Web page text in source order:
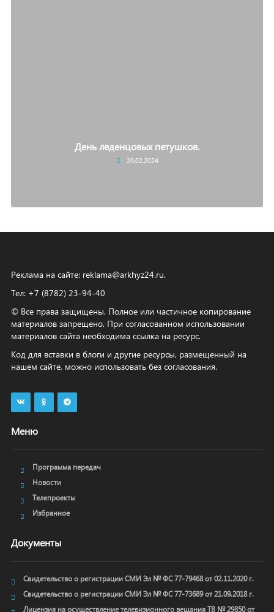
День леденцовых петушков.
20.02.2024
Реклама на сайте: reklama@arkhyz24.ru.
Тел: +7 (8782) 23‑94‑40
© Все права защищены. Полное или частичное копирование
материалов запрещено. При согласованном использовании
материалов сайта необходима ссылка на ресурс.
Код для вставки в блоги и другие ресурсы, размещенный на
нашем сайте, можно использовать без согласования.
Меню
Программа передач
Новости
Телепроекты
Избранное
Документы
Свидетельство о регистрации СМИ Эл № ФС 77-79468 от 02.11.2020 г.
Свидетельство о регистрации СМИ Эл № ФС 77-73689 от 21.09.2018 г.
Лицензия на осуществление телевизионного вещания ТВ № 29850 от